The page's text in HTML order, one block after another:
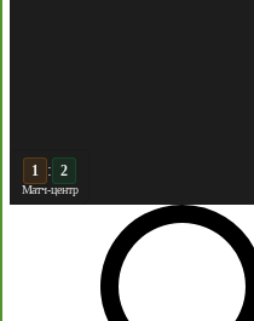
2 : 2
Матч-центр